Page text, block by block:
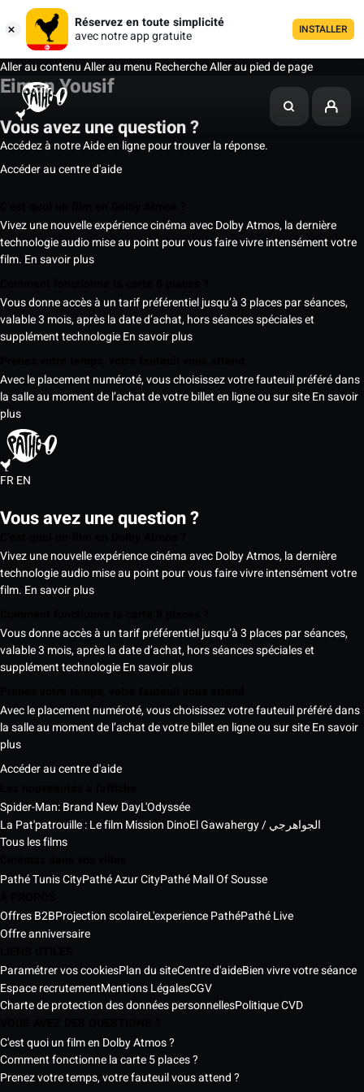
Réservez en toute simplicité
avec notre app gratuite
INSTALLER
Aller au contenuAller au menu RechercheAller au pied de page
Eiman Yousif
Vous avez une question ?
Accédez à notre Aide en ligne pour trouver la réponse.
Accéder au centre d'aide
Vivez une nouvelle expérience cinéma avec Dolby Atmos, la dernière
technologie audio mise au point pour vous faire vivre intensément votre
film. En savoir plus
Vous donne accès à un tarif préférentiel jusqu’à 3 places par séances,
valable 3 mois, après la date d’achat, hors séances spéciales et
supplément technologieEn savoir plus
Avec le placement numéroté, vous choisissez votre fauteuil préféré dans
la salle au moment de l’achat de votre billet en ligne ou sur siteEn savoir
plus
FREN
Vous avez une question ?
Vivez une nouvelle expérience cinéma avec Dolby Atmos, la dernière
technologie audio mise au point pour vous faire vivre intensément votre
film. En savoir plus
Vous donne accès à un tarif préférentiel jusqu’à 3 places par séances,
valable 3 mois, après la date d’achat, hors séances spéciales et
supplément technologieEn savoir plus
Avec le placement numéroté, vous choisissez votre fauteuil préféré dans
la salle au moment de l’achat de votre billet en ligne ou sur siteEn savoir
plus
Accéder au centre d'aide
Spider-Man: Brand New DayL'Odyssée
La Pat'patrouille : Le film Mission Dino
El Gawahergy / الجواهرجي
Tous les films
Pathé Tunis CityPathé Azur CityPathé Mall Of Sousse
Offres B2BProjection scolaireL'experience PathéPathé Live
Offre anniversaire
Paramétrer vos cookiesPlan du siteCentre d'aideBien vivre votre séance
Espace recrutementMentions LégalesCGV
Charte de protection des données personnellesPolitique CVD
C'est quoi un film en Dolby Atmos ?
Comment fonctionne la carte 5 places ?
Prenez votre temps, votre fauteuil vous attend ?